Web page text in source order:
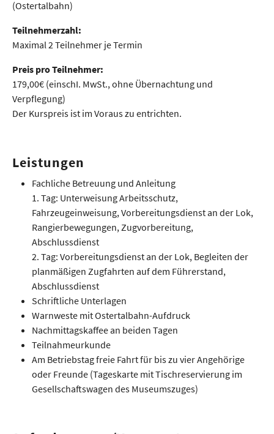
(Ostertalbahn)
Teilnehmerzahl:
Maximal 2 Teilnehmer je Termin
Preis pro Teilnehmer:
179,00€ (einschI. MwSt., ohne Übernachtung und
Verpflegung)
Der Kurspreis ist im Voraus zu entrichten.
Leistungen
Fachliche Betreuung und Anleitung
1. Tag: Unterweisung Arbeitsschutz,
Fahrzeugeinweisung, Vorbereitungsdienst an der Lok,
Rangierbewegungen, Zugvorbereitung,
Abschlussdienst
2. Tag: Vorbereitungsdienst an der Lok, Begleiten der
planmäßigen Zugfahrten auf dem Führerstand,
Abschlussdienst
Schriftliche Unterlagen
Warnweste mit Ostertalbahn-Aufdruck
Nachmittagskaffee an beiden Tagen
Teilnahmeurkunde
Am Betriebstag freie Fahrt für bis zu vier Angehörige
oder Freunde (Tageskarte mit Tischreservierung im
Gesellschaftswagen des Museumszuges)